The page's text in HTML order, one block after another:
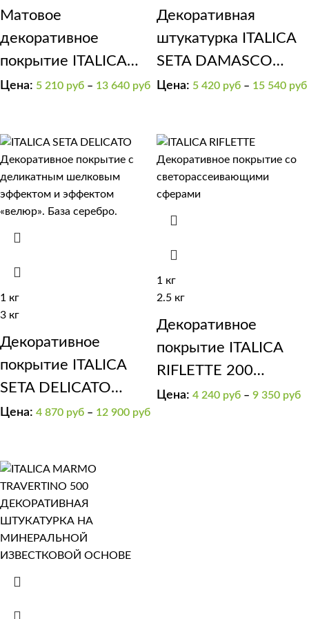
Матовое
декоративное
покрытие ITALICA
VELOUR
Цена: 5 210 руб – 13 640 руб
Декоративная
штукатурка ITALICA
SETA DAMASCO
классический шелк
Цена: 5 420 руб – 15 540 руб
1 кг
3 кг
Декоративное
покрытие ITALICA
SETA DELICATO
матовый шелк
Цена: 4 870 руб – 12 900 руб
1 кг
2.5 кг
Декоративное
покрытие ITALICA
RIFLETTE 200
мерцающий бисер
Цена: 4 240 руб – 9 350 руб